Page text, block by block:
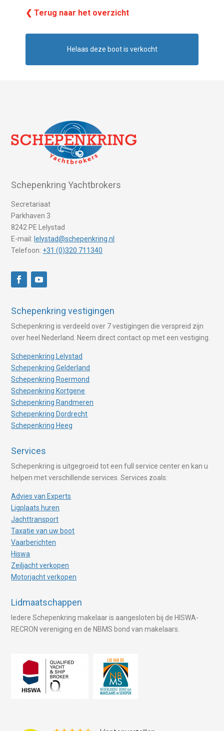
❮ Terug naar het overzicht
Helaas deze boot is verkocht
Schepenkring Yachtbrokers
Secretariaat
Parkhaven 3
8242 PE Lelystad
E-mail: lelystad@schepenkring.nl
Telefoon: +31 (0)320 711340
Schepenkring vestigingen
Schepenkring is verdeeld over 7 vestigingen die verspreid zijn
over heel Nederland. Neem direct contact op met een vestiging.
Schepenkring Lelystad
Schepenkring Gelderland
Schepenkring Roermond
Schepenkring Kortgene
Schepenkring Randmeren
Schepenkring Dordrecht
Schepenkring Heeg
Services
Schepenkring is uitgegroeid tot een full service center en kan u
helpen met verschillende services. Services zoals:
Advies van Experts
Ligplaats huren
Jachttransport
Taxatie van uw boot
Vaarberichten
Hiswa
Zeiljacht verkopen
Motorjacht verkopen
Lidmaatschappen
Iedere Schepenkring makelaar is aangesloten bij de HISWA-
RECRON vereniging en de NBMS bond van makelaars.